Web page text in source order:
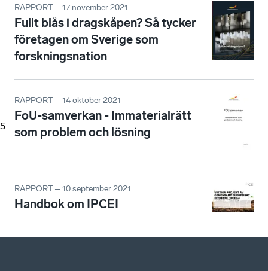
5
RAPPORT – 17 november 2021
Fullt blås i dragskåpen? Så tycker
företagen om Sverige som
forskningsnation
RAPPORT – 14 oktober 2021
FoU-samverkan - Immaterialrätt
som problem och lösning
RAPPORT – 10 september 2021
Handbok om IPCEI